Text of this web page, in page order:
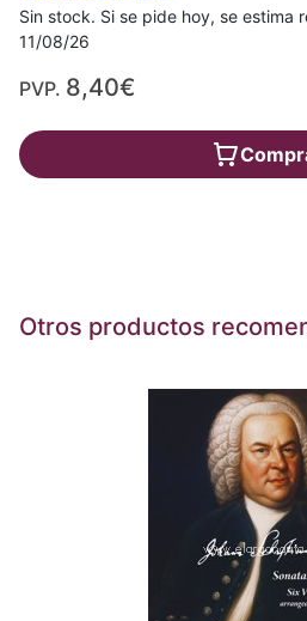
Sin stock. Si se pide hoy, se estima
11/08/26
PVP. 8,40€
Otros productos